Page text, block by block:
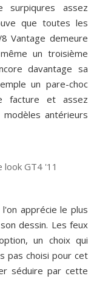
surpiqures assez
que toutes les
Vantage demeure
un troisième
davantage sa
un pare-choc
facture et assez
antérieurs
apprécie le plus
dessin. Les feux
un choix qui
pas choisi pour cet
séduire par cette